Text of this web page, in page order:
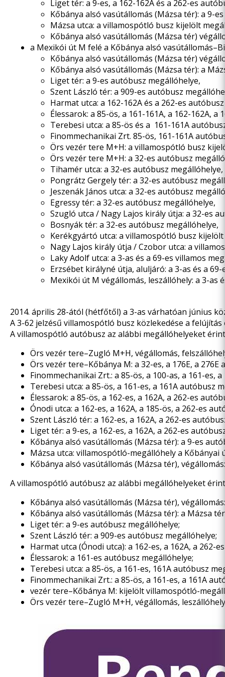
Liget tér: a 9-es, a 162-162A és a 262-es
Kőbánya alsó vasútállomás (Mázsa tér): a 9-
Mázsa utca: a villamospótló busz kijelölt
Kőbánya alsó vasútállomás (Mázsa tér)
a Mexikói út M felé a Kőbánya alsó
Kőbánya alsó vasútállomás (Mázsa tér)
Kőbánya alsó vasútállomás (Mázsa tér): a
Liget tér: a 9-es autóbusz megállóhelye,
Szent László tér: a 909-es autóbusz
Harmat utca: a 162-162A és a 262-es
Élessarok: a 85-ös, a 161-161A, a 162-162A,
Terebesi utca: a 85-ös és a 161-161A
Finommechanikai Zrt. 85-ös, 161-161A
Örs vezér tere M+H: a villamospótló busz
Örs vezér tere M+H: a 32-es autóbusz
Tihamér utca: a 32-es autóbusz megállóhelye,
Pongrátz Gergely tér: a 32-es autóbusz
Jeszenák János utca: a 32-es autóbusz
Egressy tér: a 32-es autóbusz megállóhelye,
Szugló utca / Nagy Lajos király útja: a 32-es
Bosnyák tér: a 32-es autóbusz megállóhelye,
Kerékgyártó utca: a villamospótló busz
Nagy Lajos király útja / Czobor utca: a
Laky Adolf utca: a 3-as és a 69-es villamos
Erzsébet királyné útja, aluljáró: a 3-as és a
Mexikói út M végállomás, leszállóhely: a 3-as
2014. április 28-ától (hétfőtől) a 3-as várhatóan június
A 3-62 jelzésű villamospótló busz közlekedése a
A villamospótló autóbusz az alábbi megállóhelyeket
Örs vezér tere–Zugló M+H, végállomás,
Örs vezér tere–Kőbánya M: a 32-es, a 176E, a
Finommechanikai Zrt.: a 85-ös, a 100-as, a 161-es,
Terebesi utca: a 85-ös, a 161-es, a 161A autóbusz
Élessarok: a 85-ös, a 162-es, a 162A, a 262-es
Ónodi utca: a 162-es, a 162A, a 185-ös, a 262-es
Szent László tér: a 162-es, a 162A, a 262-es
Liget tér: a 9-es, a 162-es, a 162A, a 262-es
Kőbánya alsó vasútállomás (Mázsa tér): a 9-es
Mázsa utca: villamospótló-megállóhely a
Kőbánya alsó vasútállomás (Mázsa tér),
A villamospótló autóbusz az alábbi megállóhelyeket
Kőbánya alsó vasútállomás (Mázsa tér),
Kőbánya alsó vasútállomás (Mázsa tér): a Mázsa
Liget tér: a 9-es autóbusz megállóhelye;
Szent László tér: a 909-es autóbusz megállóhelye;
Harmat utca (Ónodi utca): a 162-es, a 162A, a 262-
Élessarok: a 161-es autóbusz megállóhelye;
Terebesi utca: a 85-ös, a 161-es, 161A autóbusz
Finommechanikai Zrt.: a 85-ös, a 161-es, a 161A
vezér tere–Kőbánya M: kijelölt villamospótló-
Örs vezér tere–Zugló M+H, végállomás,